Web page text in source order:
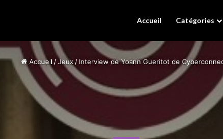
Accueil Catégories
Accueil /Jeux / Interview de Yoann Gueritot de